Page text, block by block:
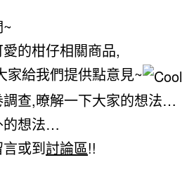
的柑仔相關商品,
家給我們提供點意見~
查,暸解一下大家的想法…
的想法…
或到討論區!!